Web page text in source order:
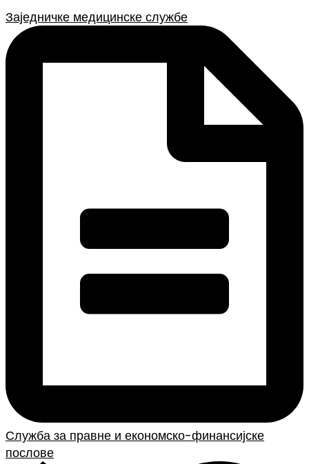
Заједничке медицинске службе
Служба за правне и економско-финансијске
послове